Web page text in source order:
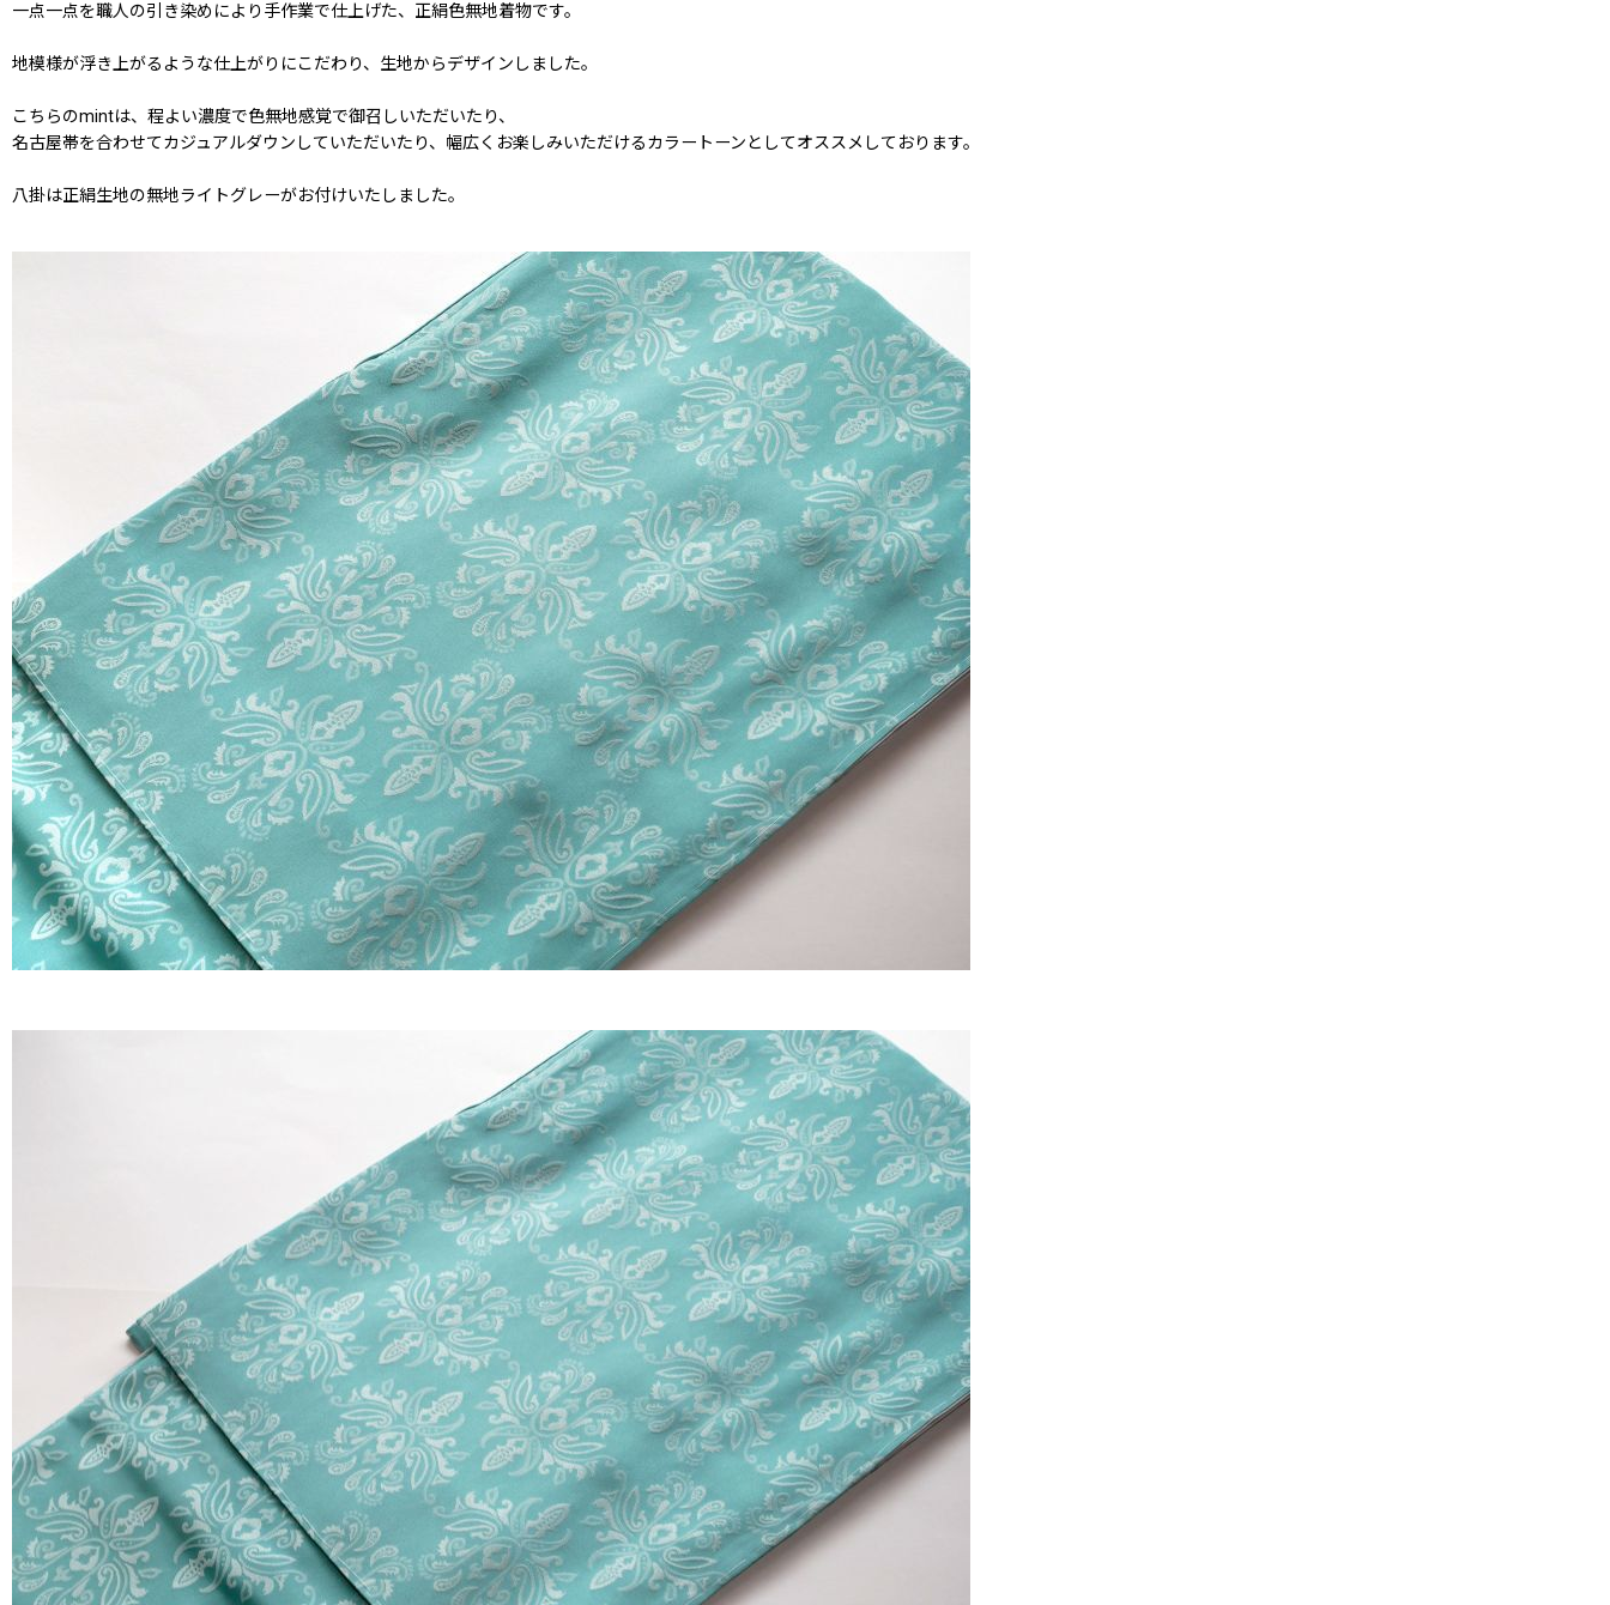
一点一点を職人の引き染めにより手作業で仕上げた、正絹色無地着物です。
地模様が浮き上がるような仕上がりにこだわり、生地からデザインしました。
こちらのmintは、程よい濃度で色無地感覚で御召しいただいたり、
名古屋帯を合わせてカジュアルダウンしていただいたり、幅広くお楽しみいただけるカラートーンとしてオススメしております。
八掛は正絹生地の無地ライトグレーがお付けいたしました。